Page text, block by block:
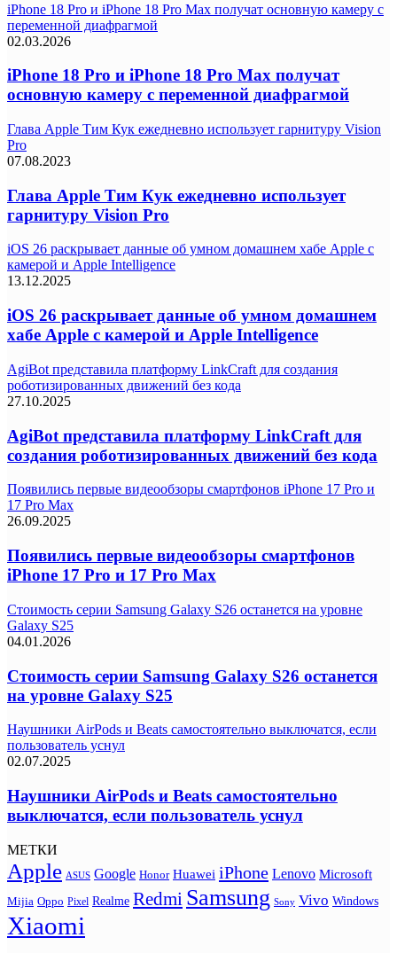
iPhone 18 Pro и iPhone 18 Pro Max получат основную камеру с
переменной диафрагмой
02.03.2026
iPhone 18 Pro и iPhone 18 Pro Max получат
основную камеру с переменной диафрагмой
Глава Apple Тим Кук ежедневно использует гарнитуру Vision
Pro
07.08.2023
Глава Apple Тим Кук ежедневно использует
гарнитуру Vision Pro
iOS 26 раскрывает данные об умном домашнем хабе Apple с
камерой и Apple Intelligence
13.12.2025
iOS 26 раскрывает данные об умном домашнем
хабе Apple с камерой и Apple Intelligence
AgiBot представила платформу LinkCraft для создания
роботизированных движений без кода
27.10.2025
AgiBot представила платформу LinkCraft для
создания роботизированных движений без кода
Появились первые видеообзоры смартфонов iPhone 17 Pro и
17 Pro Max
26.09.2025
Появились первые видеообзоры смартфонов
iPhone 17 Pro и 17 Pro Max
Стоимость серии Samsung Galaxy S26 останется на уровне
Galaxy S25
04.01.2026
Стоимость серии Samsung Galaxy S26 останется
на уровне Galaxy S25
Наушники AirPods и Beats самостоятельно выключатся, если
пользователь уснул
02.07.2025
Наушники AirPods и Beats самостоятельно
выключатся, если пользователь уснул
МЕТКИ
Apple ASUS Google Honor Huawei iPhone Lenovo Microsoft
Mijia Oppo Pixel Realme Redmi Samsung Sony Vivo Windows
Xiaomi